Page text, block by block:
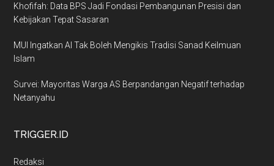
Khofifah: Data BPS Jadi Fondasi Pembangunan Presisi dan
Kebijakan Tepat Sasaran
MUI Ingatkan AI Tak Boleh Mengikis Tradisi Sanad Keilmuan
Islam
Survei: Mayoritas Warga AS Berpandangan Negatif terhadap
Netanyahu
TRIGGER.ID
Redaksi